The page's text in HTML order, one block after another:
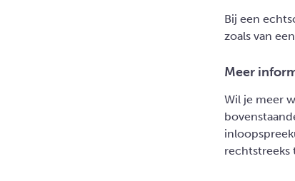
Bij een
zoals van
Meer
Wil je meer
rechtstreeks